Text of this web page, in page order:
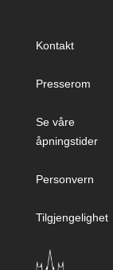
Kontakt
Presserom
Se våre
åpningstider
Personvern
Tilgjengelighet